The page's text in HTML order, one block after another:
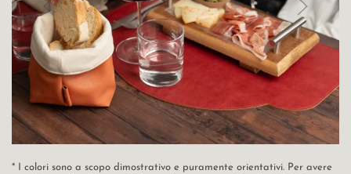
* I colori sono a scopo dimostrativo e puramente orientativi. Per avere